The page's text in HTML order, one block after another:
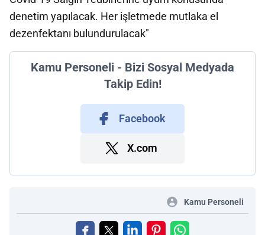
denetim yapılacak. Her işletmede mutlaka el
dezenfektanı bulundurulacak"
Kamu Personeli - Bizi Sosyal Medyada
Takip Edin!
Facebook
X.com
Kamu Personeli